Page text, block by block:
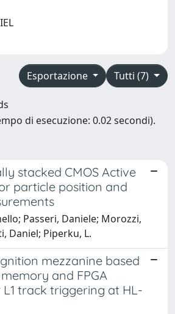
Tutti (7)
Esportazione
di esecuzione: 0.02 secondi).
stacked CMOS Active
particle position and
Passeri, Daniele; Morozzi,
Daniel; Piperku, L.
mezzanine based
and FPGA
track triggering at HL-